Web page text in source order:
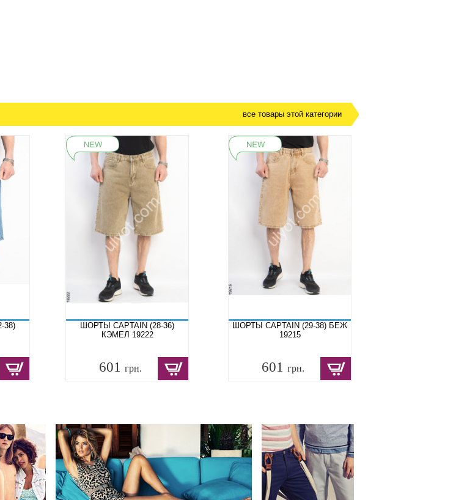
все товары этой категории
38)
ШОРТЫ CAPTAIN (28-36)
КЭМЕЛ 19222
601 грн.
ШОРТЫ CAPTAIN (29-38) БЕЖ
19215
601 грн.